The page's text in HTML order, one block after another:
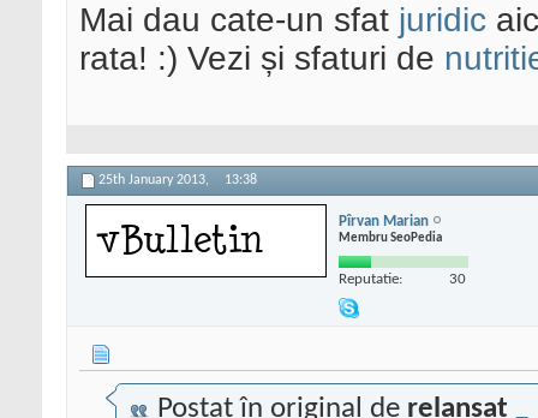
Mai dau cate-un sfat juridic
rata! :) Vezi și sfaturi de
25th January 2013, 13:38
Pîrvan Marian
Membru SeoPedia
Reputatie: 30
Postat în original de relansat